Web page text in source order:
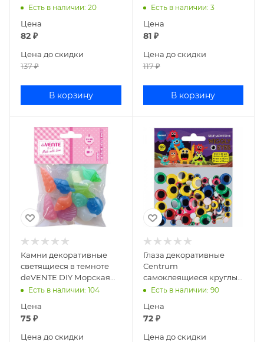
Есть в наличии: 20
Цена
82 ₽
Цена до скидки
137₽
В корзину
8130200
Есть в наличии: 3
Цена
81₽
Цена до скидки
117₽
В корзину
Камни декоративные
светящиеся в темноте
deVENTE DIY Морская
коллекция 14шт 8001572
Есть в наличии: 104
Цена
75 ₽
Цена до скидки
Глаза декоративные
Centrum
самоклеящиеся круглые
пластик 5,8,10,15 мм, 100
Есть в наличии: 90
Цена
72₽
Цена до скидки